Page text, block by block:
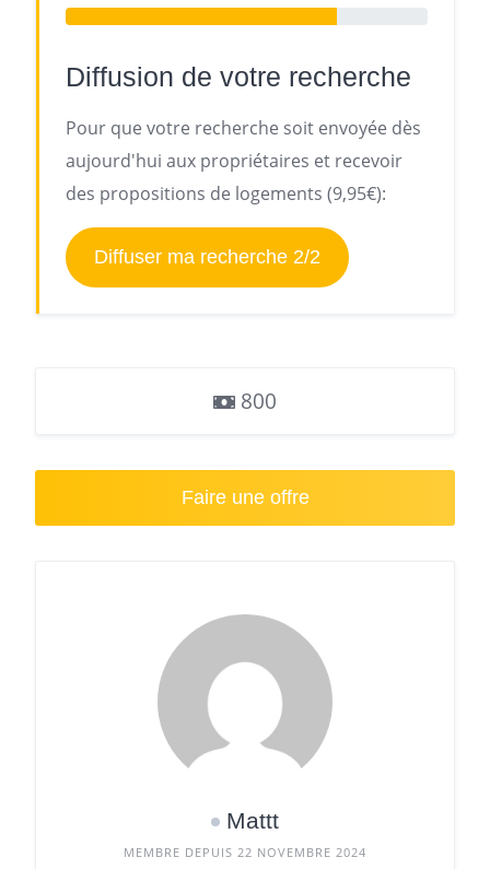
Diffusion de votre recherche
Pour que votre recherche soit envoyée dès
aujourd'hui aux propriétaires et recevoir
des propositions de logements (9,95€):
Diffuser ma recherche 2/2
800
Faire une offre
Mattt
MEMBRE DEPUIS 22 NOVEMBRE 2024